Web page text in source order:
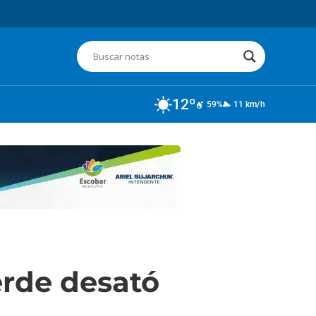
12º 59% 11 km/h
desató